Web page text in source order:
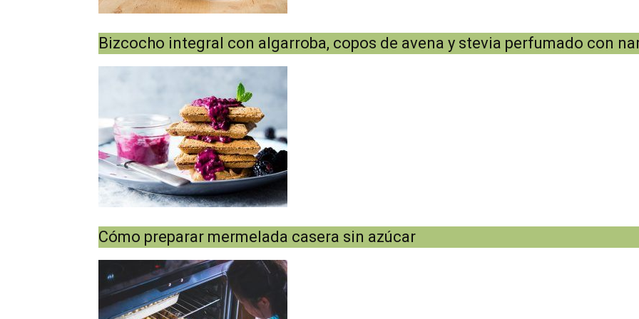
Bizcocho integral con algarroba, copos de avena y stevia perfumado con
Cómo preparar mermelada casera sin azúcar